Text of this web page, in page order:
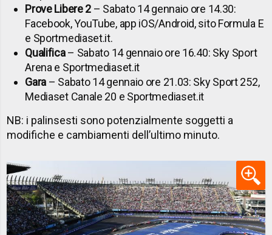
Prove Libere 2 – Sabato 14 gennaio ore 14.30:
Facebook, YouTube, app iOS/Android, sito Formula E
e Sportmediaset.it.
Qualifica– Sabato 14 gennaio ore 16.40: Sky Sport
Arena e Sportmediaset.it
Gara – Sabato 14 gennaio ore 21.03: Sky Sport 252,
Mediaset Canale 20 e Sportmediaset.it
NB: i palinsesti sono potenzialmente soggetti a
modifiche e cambiamenti dell’ultimo minuto.